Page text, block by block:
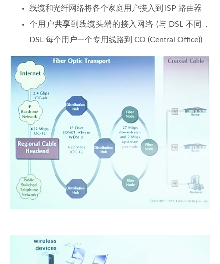
线缆和光纤网络将各个家庭用户接入到 ISP 路由器
个用户共享到线缆头端的接入网络 (与 DSL 不同，
DSL 每个用户一个专用线路到 CO (Central Office))